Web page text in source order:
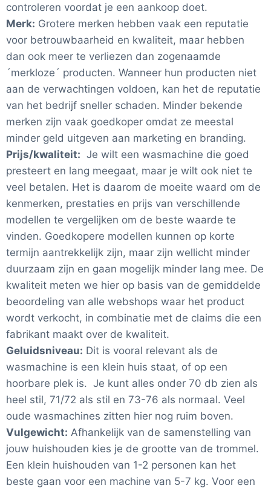
controleren voordat je een aankoop doet.
Merk: Grotere merken hebben vaak een reputatie
voor betrouwbaarheid en kwaliteit, maar hebben
dan ook meer te verliezen dan zogenaamde
´merkloze´ producten. Wanneer hun producten niet
aan de verwachtingen voldoen, kan het de reputatie
van het bedrijf sneller schaden. Minder bekende
merken zijn vaak goedkoper omdat ze meestal
minder geld uitgeven aan marketing en branding.
Prijs/kwaliteit: Je wilt een wasmachine die goed
presteert en lang meegaat, maar je wilt ook niet te
veel betalen. Het is daarom de moeite waard om de
kenmerken, prestaties en prijs van verschillende
modellen te vergelijken om de beste waarde te
vinden. Goedkopere modellen kunnen op korte
termijn aantrekkelijk zijn, maar zijn wellicht minder
duurzaam zijn en gaan mogelijk minder lang mee. De
kwaliteit meten we hier op basis van de gemiddelde
beoordeling van alle webshops waar het product
wordt verkocht, in combinatie met de claims die een
fabrikant maakt over de kwaliteit.
Geluidsniveau: Dit is vooral relevant als de
wasmachine is een klein huis staat, of op een
hoorbare plek is. Je kunt alles onder 70 db zien als
heel stil, 71/72 als stil en 73-76 als normaal. Veel
oude wasmachines zitten hier nog ruim boven.
Vulgewicht: Afhankelijk van de samenstelling van
jouw huishouden kies je de grootte van de trommel.
Een klein huishouden van 1-2 personen kan het
beste gaan voor een machine van 5-7 kg. Voor een